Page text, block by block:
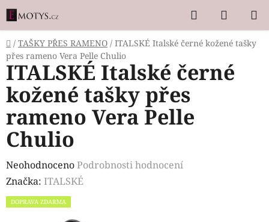
Přejít
na
obsah
Hledat
KOŠÍK
Domů
/ TAŠKY PŘES RAMENO / ITALSKÉ Italské černé kožené tašky
přes rameno Vera Pelle Chulio
ITALSKÉ Italské černé
kožené tašky přes
rameno Vera Pelle
Chulio
Průměrné
hodnocení
produktu
NeohodnocenoPodrobnosti hodnocení
Značka: ITALSKÉ
DOPRAVA ZDARMA